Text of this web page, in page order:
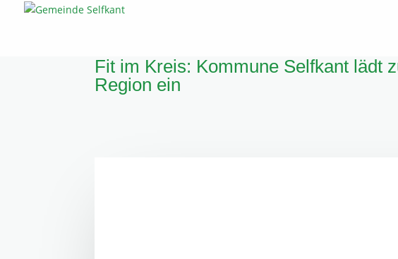
Fit im Kreis: Kommune Selfkant lädt
Region ein